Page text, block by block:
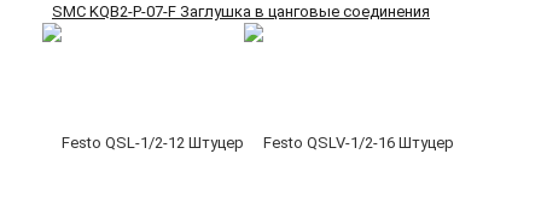
SMC KQB2-P-07-F Заглушка в цанговые соединения